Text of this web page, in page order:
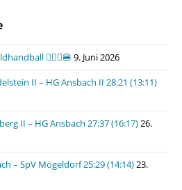
🤾🏼‍♂️🍔 9. Juni 2026
II – HG Ansbach II 28:21 (13:11)
II – HG Ansbach 27:37 (16:17)26.
– SpV Mögeldorf 25:29 (14:14)23.